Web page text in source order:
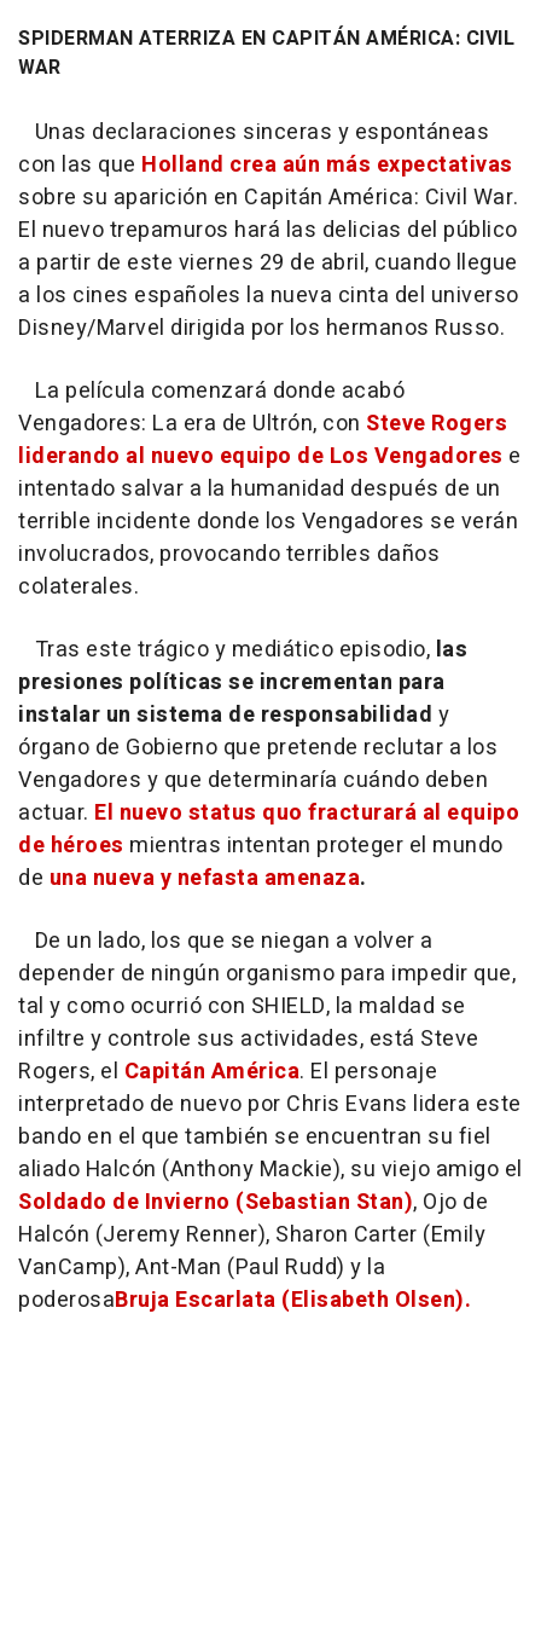
SPIDERMAN ATERRIZA EN CAPITÁN AMÉRICA: CIVIL
WAR
Unas declaraciones sinceras y espontáneas
con las que Holland crea aún más expectativas
sobre su aparición en Capitán América: Civil War.
El nuevo trepamuros hará las delicias del público
a partir de este viernes 29 de abril, cuando llegue
a los cines españoles la nueva cinta del universo
Disney/Marvel dirigida por los hermanos Russo.
La película comenzará donde acabó
Vengadores: La era de Ultrón, con Steve Rogers
liderando al nuevo equipo de Los Vengadores e
intentado salvar a la humanidad después de un
terrible incidente donde los Vengadores se verán
involucrados, provocando terribles daños
colaterales.
Tras este trágico y mediático episodio, las
presiones políticas se incrementan para
instalar un sistema de responsabilidad y
órgano de Gobierno que pretende reclutar a los
Vengadores y que determinaría cuándo deben
actuar. El nuevo status quo fracturará al equipo
de héroes mientras intentan proteger el mundo
de una nueva y nefasta amenaza.
De un lado, los que se niegan a volver a
depender de ningún organismo para impedir que,
tal y como ocurrió con SHIELD, la maldad se
infiltre y controle sus actividades, está Steve
Rogers, el Capitán América. El personaje
interpretado de nuevo por Chris Evans lidera este
bando en el que también se encuentran su fiel
aliado Halcón (Anthony Mackie), su viejo amigo el
Soldado de Invierno (Sebastian Stan), Ojo de
Halcón (Jeremy Renner), Sharon Carter (Emily
VanCamp), Ant-Man (Paul Rudd) y la
poderosaBruja Escarlata (Elisabeth Olsen).